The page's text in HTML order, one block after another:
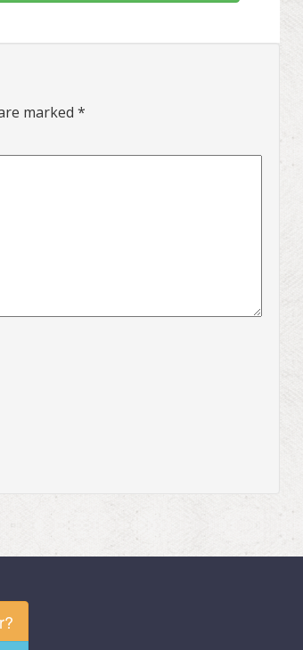
marked *